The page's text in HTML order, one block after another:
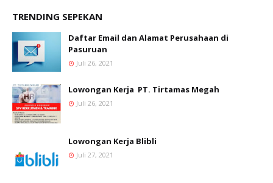
TRENDING SEPEKAN
Daftar Email dan Alamat Perusahaan di
Pasuruan
Juli 26, 2021
Lowongan Kerja PT. Tirtamas Megah
Juli 26, 2021
Lowongan Kerja Blibli
Juli 27, 2021